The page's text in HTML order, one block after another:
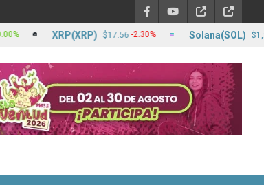
XRP(XRP) $17.56 -2.30% Solana(SOL) $1,251.54 -